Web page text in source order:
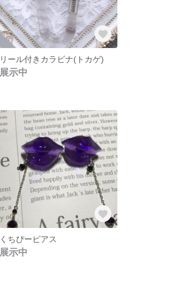
リール付きカラビナ(トカゲ)
展示中
くちぴーピアス
展示中